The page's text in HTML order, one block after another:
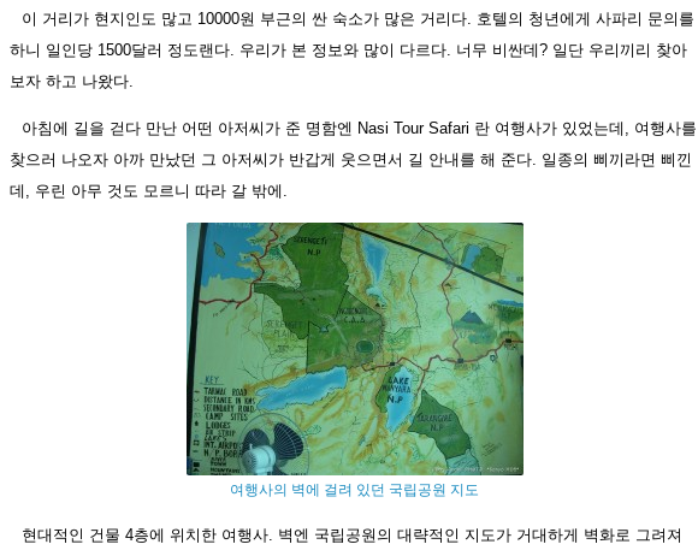
이 거리가 현지인도 많고 10000원 부근의 싼 숙소가 많은 거리다. 호텔의 청년에게 사파리 문의를
하니 일인당 1500달러 정도랜다. 우리가 본 정보와 많이 다르다. 너무 비싼데? 일단 우리끼리 찾아
보자 하고 나왔다.
아침에 길을 걷다 만난 어떤 아저씨가 준 명함엔 Nasi Tour Safari 란 여행사가 있었는데, 여행사를
찾으러 나오자 아까 만났던 그 아저씨가 반갑게 웃으면서 길 안내를 해 준다. 일종의 삐끼라면 삐낀
데, 우린 아무 것도 모르니 따라 갈 밖에.
여행사의 벽에 걸려 있던 국립공원 지도
현대적인 건물 4층에 위치한 여행사. 벽엔 국립공원의 대략적인 지도가 거대하게 벽화로 그려져